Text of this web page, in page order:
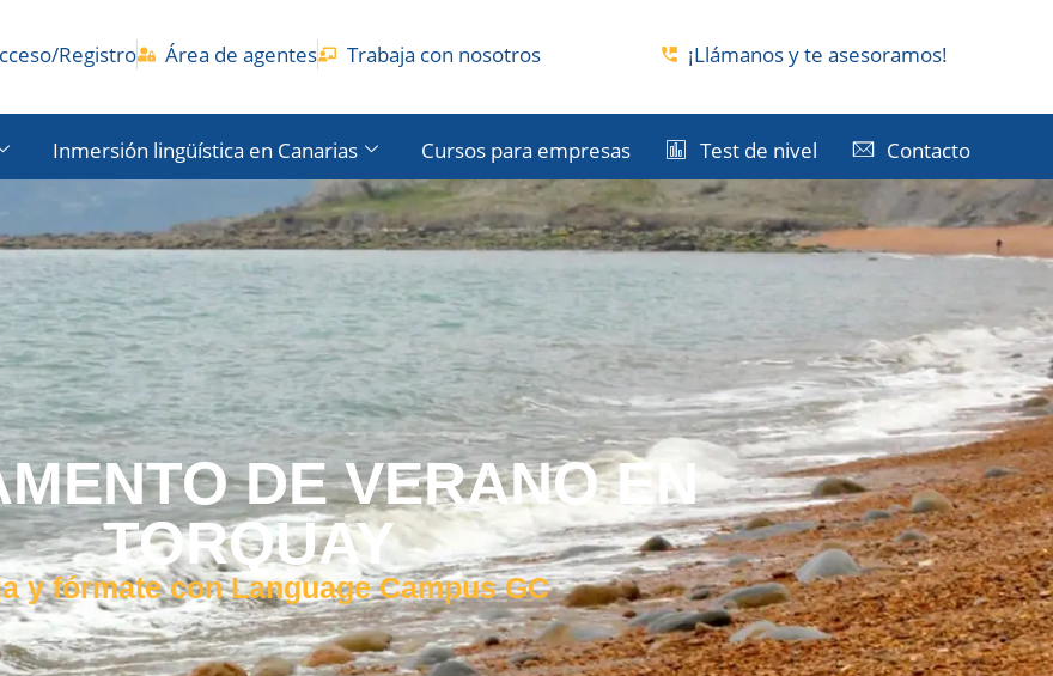
Registro Área de agentes Trabaja con nosotros ¡Llámanos y te asesoramos!
Inmersión lingüística en Canarias Cursos para empresas Test de nivel Contacto
DE VERANO EN
TORQUAY
y fórmate con Language Campus GC